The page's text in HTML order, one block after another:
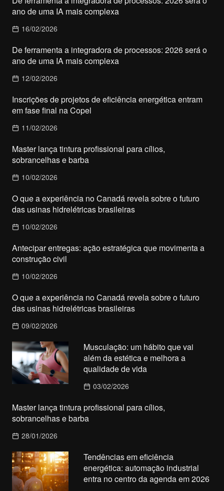
ano de uma IA mais complexa
16/02/2026
De ferramenta a integradora de processos: 2026 será o
ano de uma IA mais complexa
12/02/2026
Inscrições de projetos de eficiência energética entram
em fase final na Copel
11/02/2026
Master lança tintura profissional para cílios,
sobrancelhas e barba
10/02/2026
O que a experiência no Canadá revela sobre o futuro
das usinas hidrelétricas brasileiras
10/02/2026
Antecipar entregas: ação estratégica que movimenta a
construção civil
10/02/2026
O que a experiência no Canadá revela sobre o futuro
das usinas hidrelétricas brasileiras
09/02/2026
Musculação: um hábito que vai
além da estética e melhora a
qualidade de vida
03/02/2026
Master lança tintura profissional para cílios,
sobrancelhas e barba
28/01/2026
Tendências em eficiência
energética: automação industrial
entra no centro da agenda em 2026